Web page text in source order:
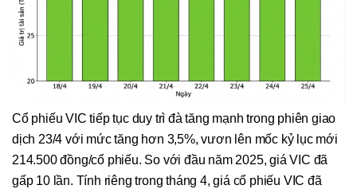
Cổ phiếu VIC tiếp tục duy trì đà tăng mạnh trong phiên giao
dịch 23/4 với mức tăng hơn 3,5%, vươn lên mốc kỷ lục mới
214.500 đồng/cổ phiếu. So với đầu năm 2025, giá VIC đã
gấp 10 lần. Tính riêng trong tháng 4, giá cổ phiếu VIC đã